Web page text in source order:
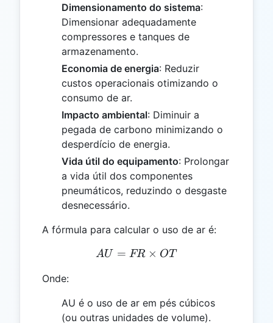
Dimensionamento do sistema:
Dimensionar adequadamente
compressores e tanques de
armazenamento.
Economia de energia: Reduzir
custos operacionais otimizando o
consumo de ar.
Impacto ambiental: Diminuir a
pegada de carbono minimizando o
desperdício de energia.
Vida útil do equipamento: Prolongar
a vida útil dos componentes
pneumáticos, reduzindo o desgaste
desnecessário.
A fórmula para calcular o uso de ar é:
AU = FR \times OT
AU = FR × OT
Onde:
AU é o uso de ar em pés cúbicos
(ou outras unidades de volume).